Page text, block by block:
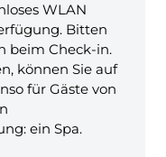
WLAN
Bitten
beim Check-in.
können Sie auf
für Gäste von
ein Spa.